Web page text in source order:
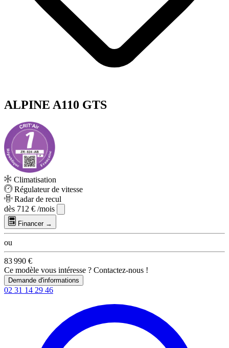
ALPINE A110 GTS
Climatisation
Régulateur de vitesse
Radar de recul
dès 712 € /mois
Financer →
ou
83 990 €
Ce modèle vous intéresse ? Contactez-nous !
Demande d'informations
02 31 14 29 46